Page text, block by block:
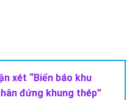
xét “Biển báo khu
đứng khung thép”